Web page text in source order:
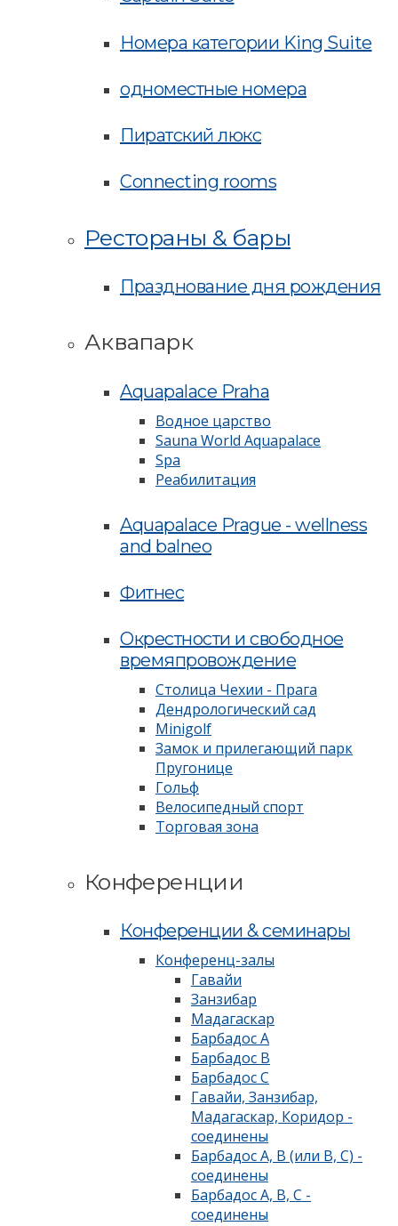
Номера категории King Suite
одноместные номера
Пиратский люкс
Connecting rooms
Рестораны & бары
Празднование дня рождения
Аквапарк
Aquapalace Praha
Водное царство
Sauna World Aquapalace
Spa
Реабилитация
Aquapalace Prague - wellness
and balneo
Фитнес
Окрестности и свободное
времяпровождение
Столица Чехии - Прага
Дендрологический сад
Minigolf
Замок и прилегающий парк
Пругонице
Гольф
Велосипедный спорт
Торговая зона
Конференции
Конференции & семинары
Конференц-залы
Гавайи
Занзибар
Мадагаскар
Барбадос А
Барбадос В
Барбадос С
Гавайи, Занзибар,
Мадагаскар, Коридор -
соединены
Барбадос А, В (или В, С) -
соединены
Барбадос А, В, С -
соединены